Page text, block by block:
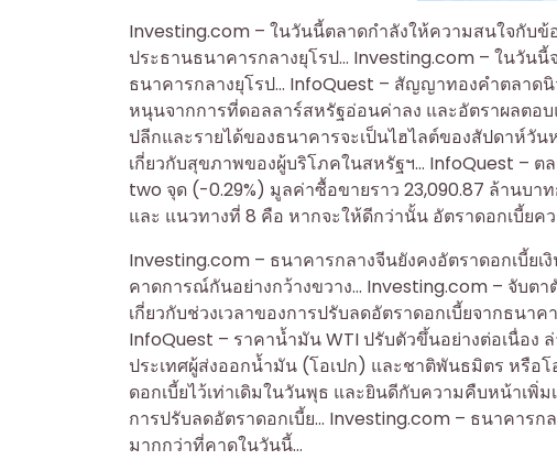
Investing.com – ในวันนี้ตลาดกำลังให้ความสนใจกับ
ประธานธนาคารกลางยุโรป… Investing.com – ในวันนี้
ธนาคารกลางยุโรป… InfoQuest – สัญญาทองคำตลาด
หนุนจากการที่ดอลลาร์สหรัฐอ่อนค่าลง และอัตราผลต
ปลีกและรายได้ของธนาคารจะเป็นไฮไลต์ของสัปดาห์วั
เกี่ยวกับสุขภาพของผู้บริโภคในสหรัฐฯ… InfoQuest –
two จุด (-0.29%) มูลค่าซื้อขายราว 23,090.87 ล้านบา
และ แนวทางที่ 8 คือ หากจะให้ดีกว่านั้น อัตราดอกเบี้ย
Investing.com – ธนาคารกลางจีนยังคงอัตราดอกเบี้ย
คาดการณ์กันอย่างกว้างขวาง… Investing.com – จับต
เกี่ยวกับช่วงเวลาของการปรับลดอัตราดอกเบี้ยจากธนา
InfoQuest – ราคาน้ำมัน WTI ปรับตัวขึ้นอย่างต่อเนื่อง
ประเทศผู้ส่งออกน้ำมัน (โอเปก) และชาติพันธมิตร หรือ
ดอกเบี้ยไว้เท่าเดิมในวันพุธ และยินดีกับความคืบหน้าเพิ่
การปรับลดอัตราดอกเบี้ย… Investing.com – ธนาคารก
มากกว่าที่คาดในวันนี้…